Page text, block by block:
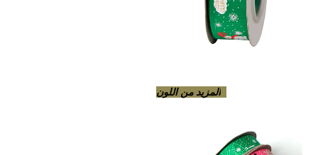
المزيد من اللون